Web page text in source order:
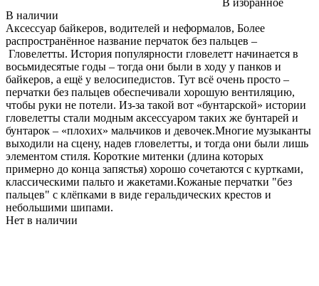
В наличии
Аксессуар байкеров, водителей и неформалов, Более
распространённое название перчаток без пальцев –
Гловелетты. История популярности гловелетт начинается в
восьмидесятые годы – тогда они были в ходу у панков и
байкеров, а ещё у велосипедистов. Тут всё очень просто –
перчатки без пальцев обеспечивали хорошую вентиляцию,
чтобы руки не потели. Из-за такой вот «бунтарской» истории
гловелетты стали модным аксессуаром таких же бунтарей и
бунтарок – «плохих» мальчиков и девочек.Многие музыканты
выходили на сцену, надев гловелетты, и тогда они были лишь
элементом стиля. Короткие митенки (длина которых
примерно до конца запястья) хорошо сочетаются с куртками,
классическими пальто и жакетами.Кожаные перчатки "без
пальцев" с клёпками в виде геральдических крестов и
небольшими шипами.
Нет в наличии